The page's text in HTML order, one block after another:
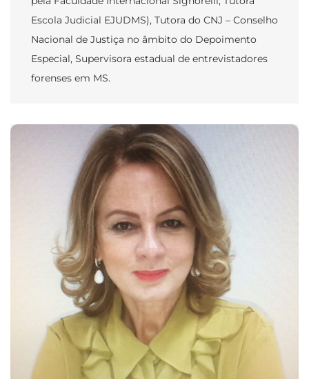
Escola Judicial EJUDMS), Tutora do CNJ – Conselho
Nacional de Justiça no âmbito do Depoimento
Especial, Supervisora estadual de entrevistadores
forenses em MS.